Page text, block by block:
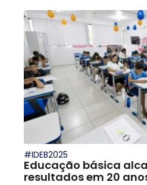
#IDEB2025
Educação básica
resultados em 20